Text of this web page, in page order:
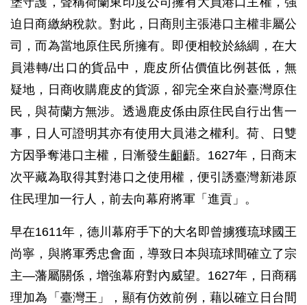
迫日商繳納稅款。對此，日商則主張港口主權非屬公
司，而為當地原住民所擁有。即便相較於絲綢，在大
員港轉/出口的貨品中，鹿皮所佔價值比例甚低，無
疑地，日商收購鹿皮的貨源，卻完全來自於臺灣原住
民，與荷蘭方無涉。透過鹿皮係由原住民自行出售一
事，日人可證明其亦有使用大員港之權利。荷、日雙
方因爭奪港口主權，日漸發生齟齬。1627年，日商末
次平藏為取得其對港口之使用權，便引誘臺灣新港原
住民理加一行人，前去向幕府將軍「進貢」。
早在1611年，德川幕府手下的大名即曾擄獲琉球國王
尚寧，與將軍秀忠會面，導致日本與琉球間確立了宗
主—藩屬關係，增強幕府對內威望。1627年，日商稱
理加為「臺灣王」，顯有仿效前例，藉以確立日台間